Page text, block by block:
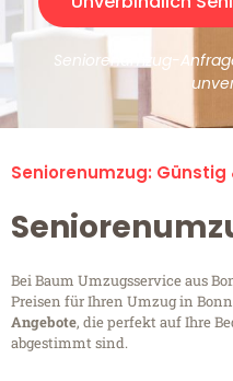
Seniorenumzug-
Seniorenumzug: Günstig
Bei Baum Umzugsservice aus
Preisen für Ihren Umzug in
Angebote, die perfekt auf Ihre
abgestimmt sind.